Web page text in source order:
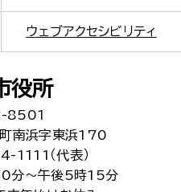
ウェブアクセシビリティ
役所
8501
南浜字東浜170
（代表）
分～午後5時15分